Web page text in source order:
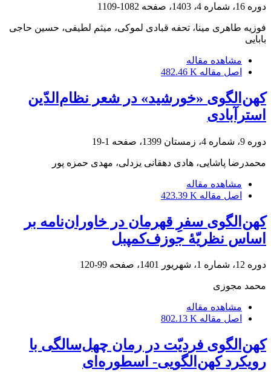
دوره 16، شماره 4، 1403، صفحه 1082-1109
فوزیه طاهری مینا، تحفه قبادی لموکی، میثم لطیفی، حسین حاجی
بابایی
مشاهده مقاله
اصل مقاله 482.46 K
کهن‌الگوی «خورشید» در شعر نظام‌الدّین
استرآبادی
دوره 9، شماره 4، زمستان 1399، صفحه 1-19
محمدرضا پاشایی، هادی دهقانی یزدلی، مهدی حمزه پور
مشاهده مقاله
اصل مقاله 423.39 K
کهن‌الگوی سفرِ قهرمان در خاوران‌نامه بر
اساس نظریّۀ جوزف‌کمپبل
دوره 12، شماره 1، شهریور 1401، صفحه 99-120
محمد مجوزی
مشاهده مقاله
اصل مقاله 802.13 K
کهن‌الگوی فردیّت در رمان چهل‌سالگی با
رویکرد کهن‌الگویی- اسطوره‌ای